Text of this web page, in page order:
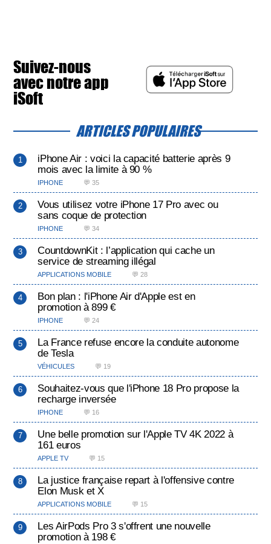
Suivez-nous
avec notre app
iSoft
ARTICLES POPULAIRES
iPhone Air : voici la capacité batterie après 9
mois avec la limite à 90 %
IPHONE 💬 35
Vous utilisez votre iPhone 17 Pro avec ou
sans coque de protection
IPHONE 💬 34
CountdownKit : l’application qui cache un
service de streaming illégal
APPLICATIONS MOBILE 💬 28
Bon plan : l'iPhone Air d'Apple est en
promotion à 899 €
IPHONE 💬 24
La France refuse encore la conduite autonome
de Tesla
VÉHICULES 💬 19
Souhaitez-vous que l'iPhone 18 Pro propose la
recharge inversée
IPHONE 💬 16
Une belle promotion sur l'Apple TV 4K 2022 à
161 euros
APPLE TV 💬 15
La justice française repart à l'offensive contre
Elon Musk et X
APPLICATIONS MOBILE 💬 15
Les AirPods Pro 3 s'offrent une nouvelle
promotion à 198 €